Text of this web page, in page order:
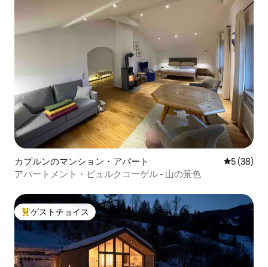
カプルンのマンション・アパート レビュー
5 (38)
アパートメント・ビュルクコーゲル - 山の景色
大好評のゲストチョイスです。
ゲストチョイス